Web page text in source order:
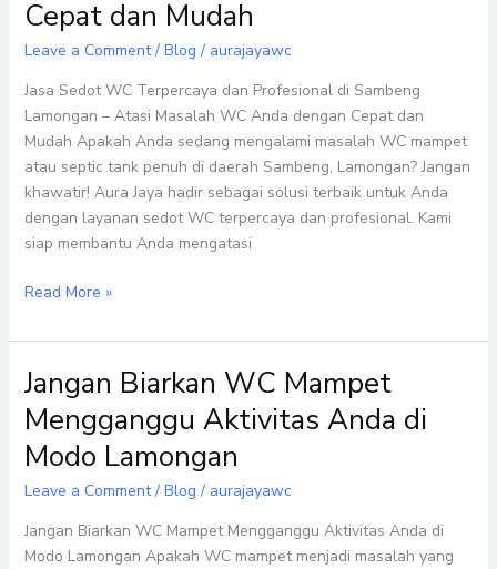
Cepat dan Mudah
Leave a Comment / Blog / aurajayawc
Jasa Sedot WC Terpercaya dan Profesional di Sambeng
Lamongan – Atasi Masalah WC Anda dengan Cepat dan
Mudah Apakah Anda sedang mengalami masalah WC mampet
atau septic tank penuh di daerah Sambeng, Lamongan? Jangan
khawatir! Aura Jaya hadir sebagai solusi terbaik untuk Anda
dengan layanan sedot WC terpercaya dan profesional. Kami
siap membantu Anda mengatasi
Profesional
di
Masalah
Anda
dengan
Cepat
Read More »
Jangan Biarkan WC Mampet
Mengganggu Aktivitas Anda di
Modo Lamongan
Leave a Comment / Blog / aurajayawc
Jangan Biarkan WC Mampet Mengganggu Aktivitas Anda di
Modo Lamongan Apakah WC mampet menjadi masalah yang
Jangan
Biarkan
WC
Mampet
Anda
di